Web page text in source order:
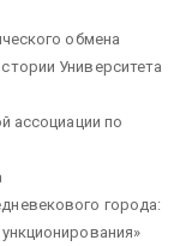
обмена
Университета
ассоциации по
города: